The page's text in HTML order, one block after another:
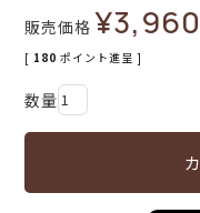
販売価格 ¥
[ 180 ポイント進呈 ]